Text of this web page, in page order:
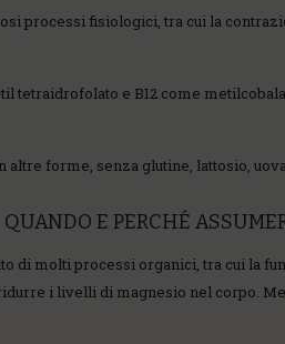
processi fisiologici, tra cui la
tetraidrofolato e B12 come
forme, senza glutine, lattosio,
QUANDO E PERCHÉ
di molti processi organici, tra cui la
i livelli di magnesio nel corpo.